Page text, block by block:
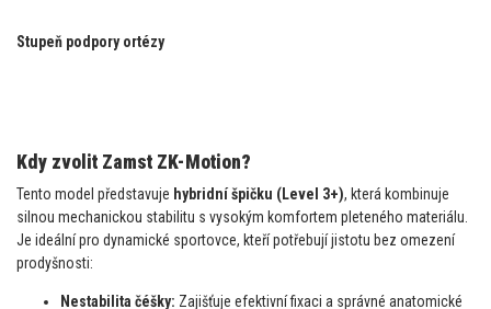
Stupeň podpory ortézy
Kdy zvolit Zamst ZK-Motion?
Tento model představuje hybridní špičku (Level 3+), která kombinuje
silnou mechanickou stabilitu s vysokým komfortem pleteného materiálu.
Je ideální pro dynamické sportovce, kteří potřebují jistotu bez omezení
prodyšnosti:
Nestabilita čéšky: Zajišťuje efektivní fixaci a správné anatomické